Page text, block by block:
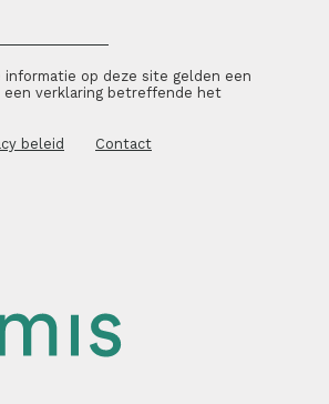
informatie op deze site gelden een
een verklaring betreffende het
beleid Contact